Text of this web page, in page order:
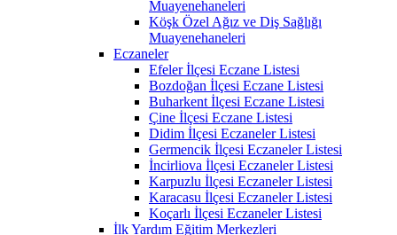
Muayenehaneleri
Köşk Özel Ağız ve Diş Sağlığı
Muayenehaneleri
Eczaneler
Efeler İlçesi Eczane Listesi
Bozdoğan İlçesi Eczane Listesi
Buharkent İlçesi Eczane Listesi
Çine İlçesi Eczane Listesi
Didim İlçesi Eczaneler Listesi
Germencik İlçesi Eczaneler Listesi
İncirliova İlçesi Eczaneler Listesi
Karpuzlu İlçesi Eczaneler Listesi
Karacasu İlçesi Eczaneler Listesi
Koçarlı İlçesi Eczaneler Listesi
İlk Yardım Eğitim Merkezleri